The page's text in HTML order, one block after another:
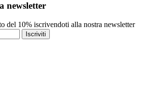
newsletter
del 10% iscrivendoti alla nostra newsletter
Iscriviti